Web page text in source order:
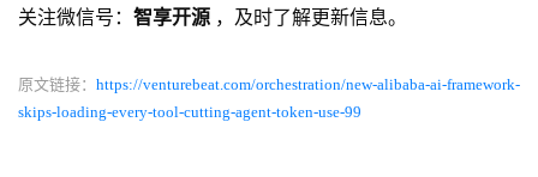
关注微信号： 智享开源 ，及时了解更新信息。
原文链接： https://venturebeat.com/orchestration/new-alibaba-ai-framework-
skips-loading-every-tool-cutting-agent-token-use-99